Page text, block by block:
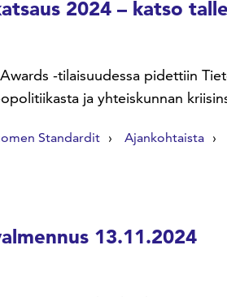
2024 – katso
-tilaisuudessa pidettiin
ja yhteiskunnan
Standardit Ajankohtaista
13.11.2024